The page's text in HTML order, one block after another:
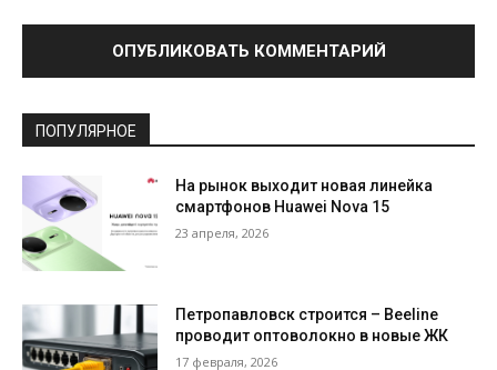
ПОПУЛЯРНОЕ
На рынок выходит новая линейка
смартфонов Huawei Nova 15
23 апреля, 2026
Петропавловск строится – Beeline
проводит оптоволокно в новые ЖК
17 февраля, 2026